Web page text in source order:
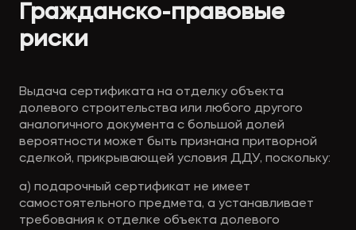
Гражданско-правовые
риски
Выдача сертификата на отделку объекта
долевого строительства или любого другого
аналогичного документа с большой долей
вероятности может быть признана притворной
сделкой, прикрывающей условия ДДУ, поскольку:
а) подарочный сертификат не имеет
самостоятельного предмета, а устанавливает
требования к отделке объекта долевого